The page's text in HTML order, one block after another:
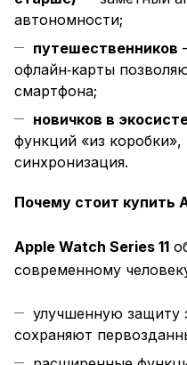
автономности;
путешественников
офлайн‑карты
смартфона;
новичков в
функций «из коробки»,
синхронизация.
Почему стоит купить
Apple Watch Series 11
современному
улучшенную
сохраняют